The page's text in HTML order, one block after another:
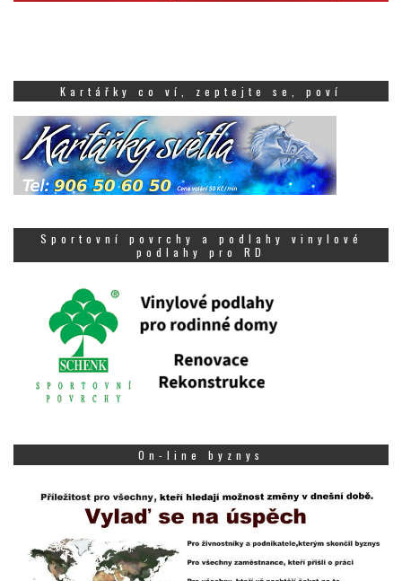
Kartářky co ví, zeptejte se, poví
Sportovní povrchy a podlahy vinylové
podlahy pro RD
On-line byznys